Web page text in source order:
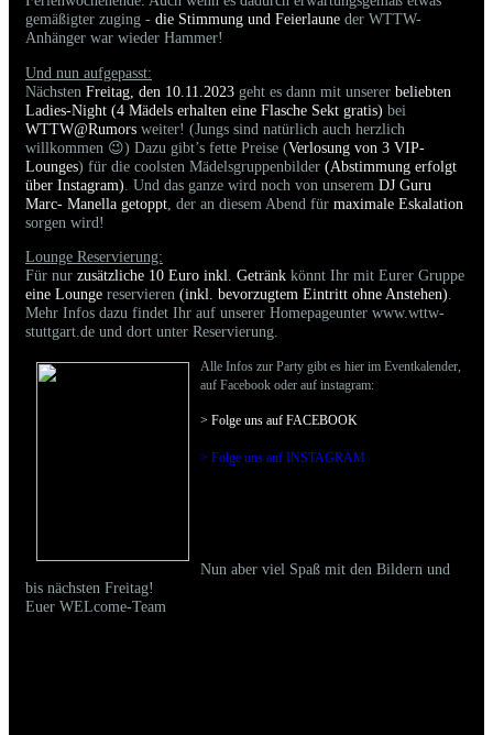
gemäßigter zuging - die Stimmung und Feierlaune der WTTW-
Anhänger war wieder Hammer!
Und nun aufgepasst:
Nächsten Freitag, den 10.11.2023 geht es dann mit unserer beliebten
Ladies-Night (4 Mädels erhalten eine Flasche Sekt gratis) bei
WTTW@Rumors weiter! (Jungs sind natürlich auch herzlich
willkommen 😉) Dazu gibt’s fette Preise (Verlosung von 3 VIP-
Lounges) für die coolsten Mädelsgruppenbilder (Abstimmung erfolgt
über Instagram) . Und das ganze wird noch von unserem DJ Guru
Marc- Manella getoppt , der an diesem Abend für maximale Eskalation
sorgen wird!
Lounge Reservierung:
Für nur zusätzliche 10 Euro inkl. Getränk könnt Ihr mit Eurer Gruppe
eine Lounge reservieren (inkl. bevorzugtem Eintritt ohne Anstehen)
Mehr Infos dazu findet Ihr auf unserer Homepageunter www.wttw-
stuttgart.de und dort unter Reservierung.
Alle Infos zur Party gibt es hier im Eventkalender,
auf Facebook oder auf instagram:
> Folge uns auf FACEBOOK
> Folge uns auf INSTAGRAM
Nun aber viel Spaß mit den Bildern und
bis nächsten Freitag!
Euer WELcome-Team